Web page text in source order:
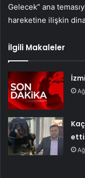
Gelecek” ana
hareketine ilişkin
İlgili Makaleler